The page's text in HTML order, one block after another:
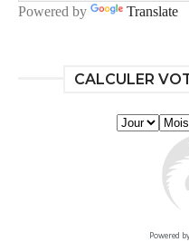
Powered by Translate
CALCULER
Powered